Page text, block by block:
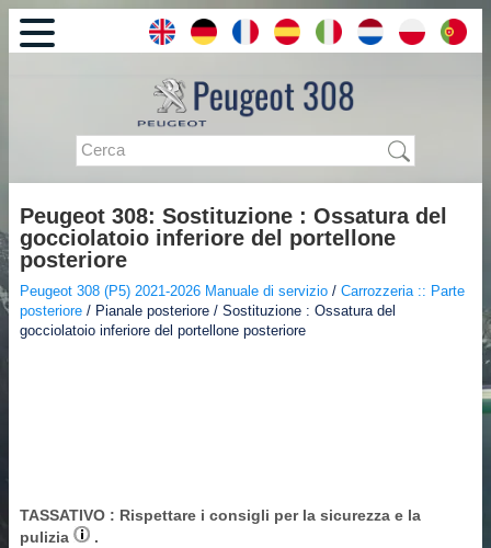
Peugeot 308: Sostituzione : Ossatura del
gocciolatoio inferiore del portellone
posteriore
Peugeot 308 (P5) 2021-2026 Manuale di servizio / Carrozzeria :: Parte
posteriore / Pianale posteriore / Sostituzione : Ossatura del
gocciolatoio inferiore del portellone posteriore
TASSATIVO : Rispettare i consigli per la sicurezza e la
pulizia
.